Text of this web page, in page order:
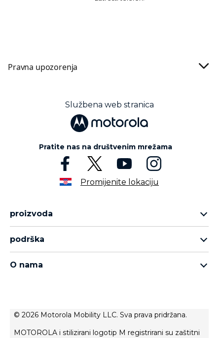
Pravna upozorenja
Službena web stranica
Pratite nas na društvenim mrežama
Promijenite lokaciju
proizvoda
asortiman moto g
podrška
O nama
politika privatnosti
© 2026 Motorola Mobility LLC. Sva prava pridržana.
MOTOROLA i stilizirani logotip M registrirani su zaštitni